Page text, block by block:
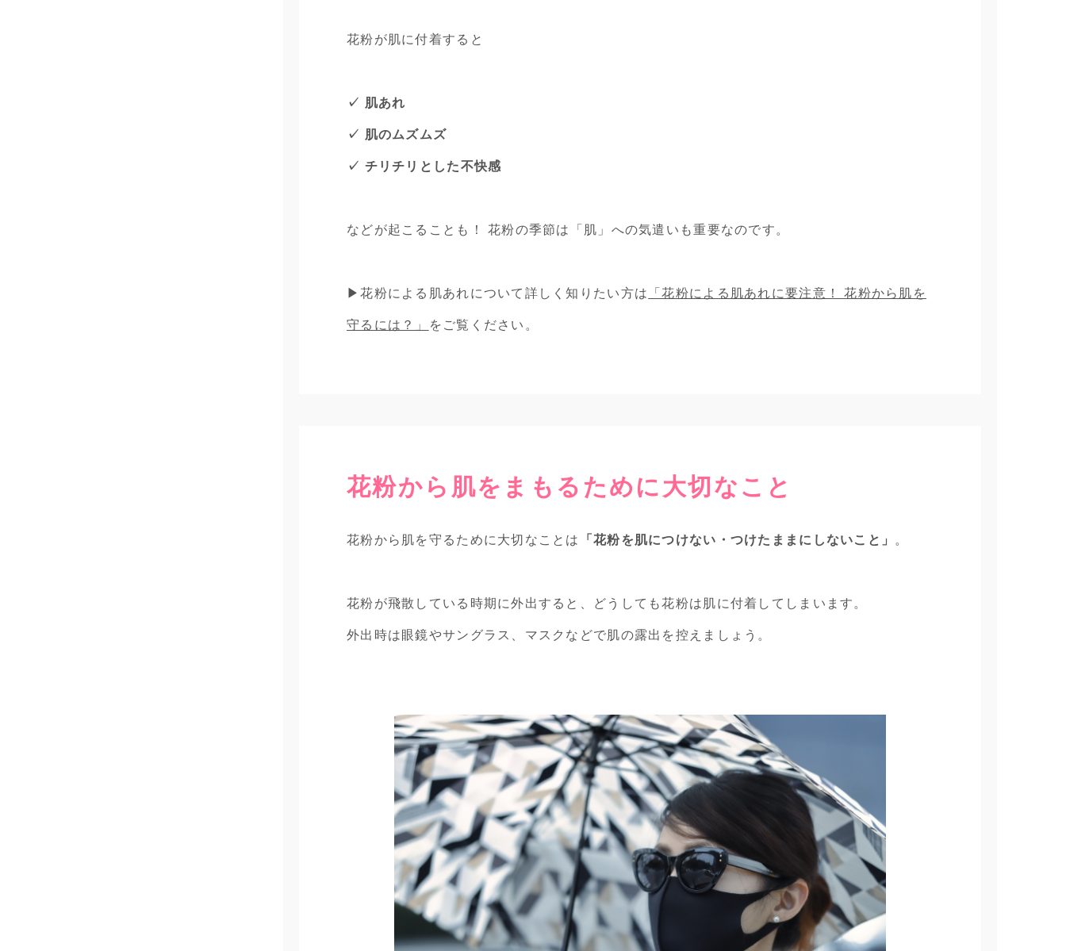
花粉が肌に付着すると
✓ 肌あれ
✓ 肌のムズムズ
✓ チリチリとした不快感
などが起こることも！ 花粉の季節は「肌」への気遣いも重要なのです。
▶花粉による肌あれについて詳しく知りたい方は 「花粉による肌あれに要注意！ 花粉から肌を
守るには？」 をご覧ください。
花粉から肌をまもるために大切なこと
花粉から肌を守るために大切なことは 「花粉を肌につけない・つけたままにしないこと」 。
花粉が飛散している時期に外出すると、どうしても花粉は肌に付着してしまいます。
外出時は眼鏡やサングラス、マスクなどで肌の露出を控えましょう。